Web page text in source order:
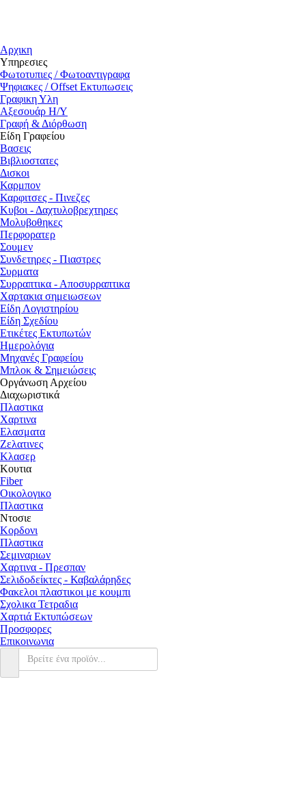
Αρχικη
Υπηρεσιες
Φωτοτυπιες / Φωτοαντιγραφα
Ψηφιακες / Offset Εκτυπωσεις
Γραφικη Υλη
Αξεσουάρ Η/Υ
Γραφή & Διόρθωση
Είδη Γραφείου
Βασεις
Βιβλιοστατες
Δισκοι
Καρμπον
Καρφιτσες - Πινεζες
Κυβοι - Δαχτυλοβρεχτηρες
Μολυβοθηκες
Περφορατερ
Σουμεν
Συνδετηρες - Πιαστρες
Συρματα
Συρραπτικα - Αποσυρραπτικα
Χαρτακια σημειωσεων
Είδη Λογιστηρίου
Είδη Σχεδίου
Ετικέτες Εκτυπωτών
Ημερολόγια
Μηχανές Γραφείου
Μπλοκ & Σημειώσεις
Οργάνωση Αρχείου
Διαχωριστικά
Πλαστικα
Χαρτινα
Ελασματα
Ζελατινες
Κλασερ
Κουτια
Fiber
Οικολογικο
Πλαστικα
Ντοσιε
Κορδονι
Πλαστικα
Σεμιναριων
Χαρτινα - Πρεσπαν
Σελιδοδείκτες - Καβαλάρηδες
Φακελοι πλαστικοι με κουμπι
Σχολικα Τετραδια
Χαρτιά Εκτυπώσεων
Προσφορες
Επικοινωνια